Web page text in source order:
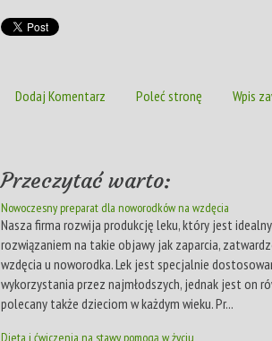
Dodaj Komentarz Poleć stronę Wpis
Przeczytać warto:
Nowoczesny preparat dla noworodków na wzdęcia
Nasza firma rozwija produkcję leku, który jest
rozwiązaniem na takie objawy jak zaparcia,
wzdęcia u noworodka. Lek jest specjalnie
wykorzystania przez najmłodszych, jednak jest on
polecany także dzieciom w każdym wieku. Pr...
Dieta i ćwiczenia na stawy pomogą w życiu